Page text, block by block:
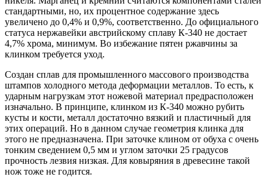
стандартными, но, их процентное содержание здесь
увеличено до 0,4% и 0,9%, соответственно. До официального
статуса нержавейки австрийскому сплаву К-340 не достает
4,7% хрома, минимум. Во избежание пятен ржавчины за
клинком требуется уход.
Создан сплав для промышленного массового производства
штампов холодного метода деформации металлов. То есть, к
ударным нагрузкам этот ножевой материал предрасположен
изначально. В принципе, клинком из К-340 можно рубить
кусты и кости, металл достаточно вязкий и пластичный для
этих операций. Но в данном случае геометрия клинка для
этого не предназначена. При заточке клином от обуха с очень
тонким сведением 0,5 мм и углом заточки 25 градусов
прочность лезвия низкая. Для ковыряния в древесине такой
нож тоже не годится.